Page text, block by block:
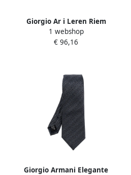
Giorgio Ar i Leren Riem
Gestructureerd Verstelbaar
Ontwerp Black Unisex
1 webshop
€ 96,16
Giorgio Armani Elegante